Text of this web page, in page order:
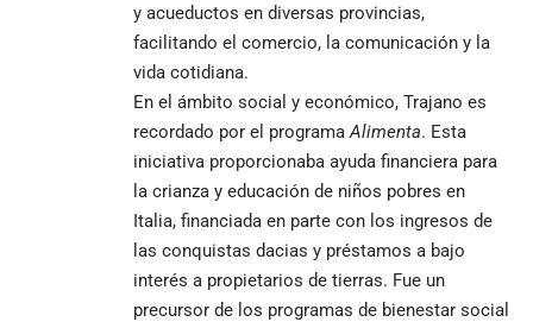
y acueductos en diversas provincias,
facilitando el comercio, la comunicación y la
vida cotidiana.
En el ámbito social y económico, Trajano es
recordado por el programa Alimenta. Esta
iniciativa proporcionaba ayuda financiera para
la crianza y educación de niños pobres en
Italia, financiada en parte con los ingresos de
las conquistas dacias y préstamos a bajo
interés a propietarios de tierras. Fue un
precursor de los programas de bienestar social